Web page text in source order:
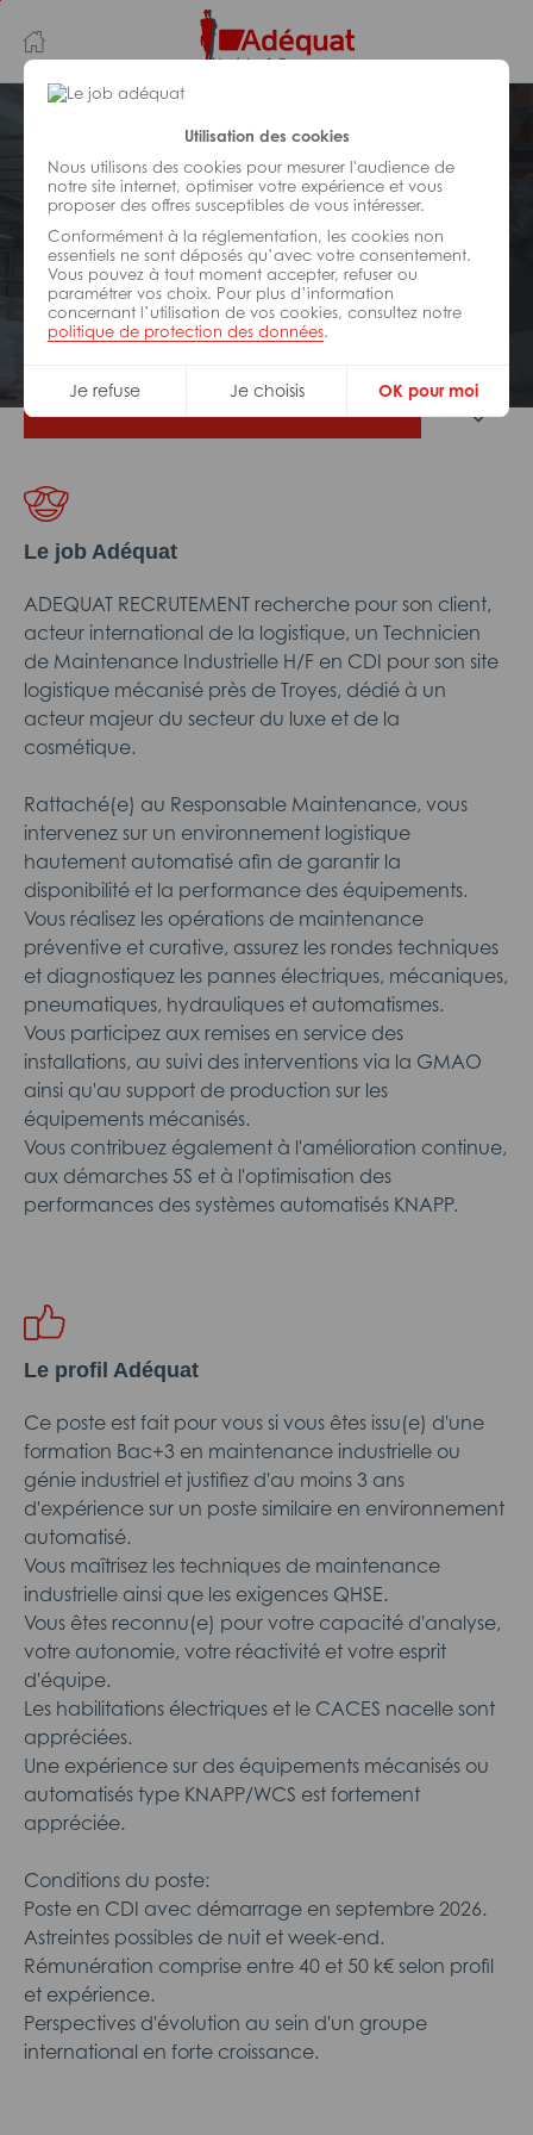
Utilisation des cookies
Nous utilisons des cookies pour mesurer l'audience de
notre site internet, optimiser votre expérience et vous
proposer des offres susceptibles de vous intéresser.
Conformément à la réglementation, les cookies non
essentiels ne sont déposés qu’avec votre consentement.
Vous pouvez à tout moment accepter, refuser ou
paramétrer vos choix. Pour plus d’information
concernant l’utilisation de vos cookies, consultez notre
politique de protection des données.
Je refuse Je choisis OK pour moi
au
contenu
principal
navigation
LOGISTIQUE
Réf : 08Z-322125
Technicien de maintenance H/F
CDI Troyes
Le job Adéquat
ADEQUAT RECRUTEMENT recherche pour son client,
acteur international de la logistique, un Technicien
de Maintenance Industrielle H/F en CDI pour son site
logistique mécanisé près de Troyes, dédié à un
acteur majeur du secteur du luxe et de la
cosmétique.
Rattaché(e) au Responsable Maintenance, vous
intervenez sur un environnement logistique
hautement automatisé afin de garantir la
disponibilité et la performance des équipements.
Vous réalisez les opérations de maintenance
préventive et curative, assurez les rondes techniques
et diagnostiquez les pannes électriques, mécaniques,
pneumatiques, hydrauliques et automatismes.
Vous participez aux remises en service des
installations, au suivi des interventions via la GMAO
ainsi qu'au support de production sur les
équipements mécanisés.
Vous contribuez également à l'amélioration continue,
aux démarches 5S et à l'optimisation des
performances des systèmes automatisés KNAPP.
Le profil Adéquat
Ce poste est fait pour vous si vous êtes issu(e) d'une
formation Bac+3 en maintenance industrielle ou
génie industriel et justifiez d'au moins 3 ans
d'expérience sur un poste similaire en environnement
automatisé.
Vous maîtrisez les techniques de maintenance
industrielle ainsi que les exigences QHSE.
Vous êtes reconnu(e) pour votre capacité d'analyse,
votre autonomie, votre réactivité et votre esprit
d'équipe.
Les habilitations électriques et le CACES nacelle sont
appréciées.
Une expérience sur des équipements mécanisés ou
automatisés type KNAPP/WCS est fortement
appréciée.
Conditions du poste:
Poste en CDI avec démarrage en septembre 2026.
Astreintes possibles de nuit et week-end.
Rémunération comprise entre 40 et 50 k€ selon profil
et expérience.
Perspectives d'évolution au sein d'un groupe
international en forte croissance.